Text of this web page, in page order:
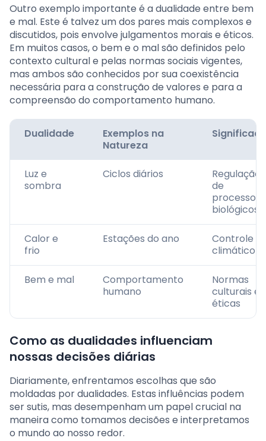
Outro exemplo importante é a dualidade entre bem
e mal. Este é talvez um dos pares mais complexos e
discutidos, pois envolve julgamentos morais e éticos.
Em muitos casos, o bem e o mal são definidos pelo
contexto cultural e pelas normas sociais vigentes,
mas ambos são conhecidos por sua coexistência
necessária para a construção de valores e para a
compreensão do comportamento humano.
Dualidade
Exemplos na
Natureza
Luz e
sombra
Ciclos diários
Regulação
de
processos
biológicos
Calor e
frio
Estações do ano
Controle
climático
Bem e mal
Comportamento
humano
Normas
culturais e
éticas
Como as dualidades influenciam
nossas decisões diárias
Diariamente, enfrentamos escolhas que são
moldadas por dualidades. Estas influências podem
ser sutis, mas desempenham um papel crucial na
maneira como tomamos decisões e interpretamos
o mundo ao nosso redor.